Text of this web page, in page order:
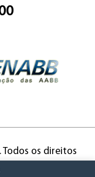
Todos os direitos